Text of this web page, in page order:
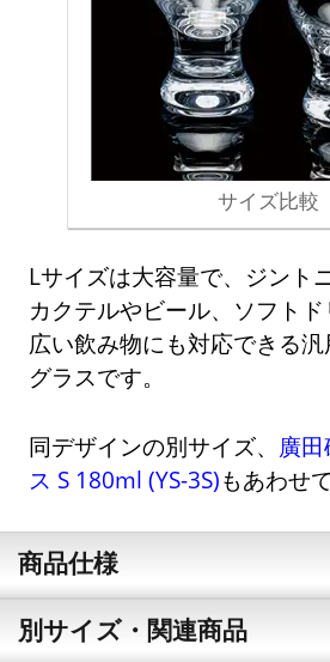
サイズ比較
Lサイズは大容量で、ジント
カクテルやビール、ソフト
広い飲み物にも対応できる
グラスです。
同デザインの別サイズ、 廣
ス S 180ml (YS-3S)もあわせ
商品仕様
別サイズ・関連商品